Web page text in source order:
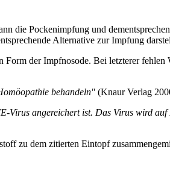
die Pockenimpfung und
Alternative zur Impfung
Form der Impfnosode. Bei letzterer
behandeln" (Knaur Verlag
Virus angereichert ist. Das Virus wird
zu dem zitierten Eintopf